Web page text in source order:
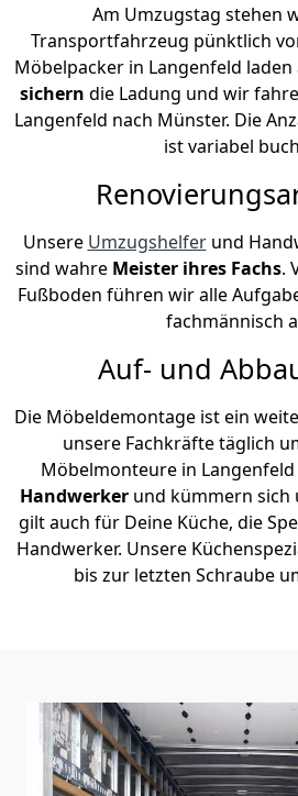
Am Umzugstag stehen
Transportfahrzeug pünktlich
Möbelpacker in Langenfeld
sichern die Ladung und wir
Langenfeld nach Münster. Die
ist variabel
Unsere Umzugshelferund
sind wahre Meister ihres Fachs.
Fußboden führen wir alle
fachmännisch
Auf- und
Die Möbeldemontage ist ein
unsere Fachkräfte täglich
Möbelmonteure in Langenfeld
Handwerker und kümmern sich
gilt auch für Deine Küche, die
Handwerker. Unsere
bis zur letzten Schraube